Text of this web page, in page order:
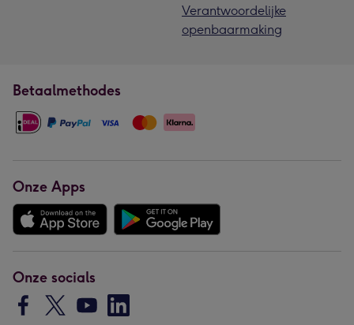
Verantwoordelijke
openbaarmaking
Betaalmethodes
Onze Apps
Onze socials